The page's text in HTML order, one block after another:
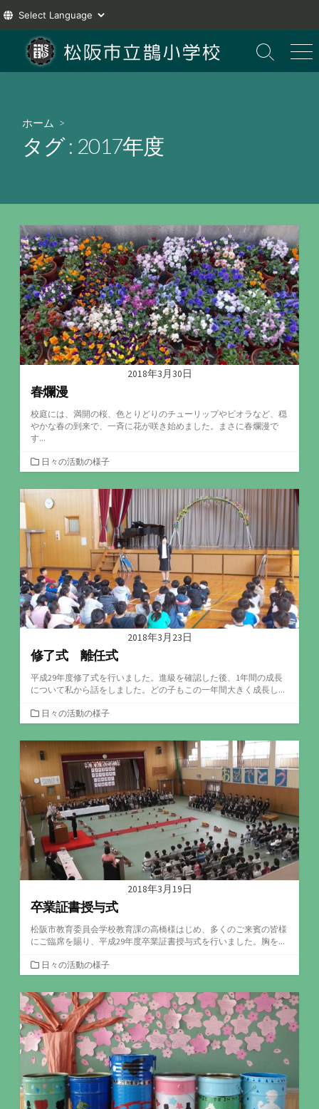
テ
検
索
メ
ニ
ホーム >
タグ : 2017年度
2018年3月30日
春爛漫
校庭には、満開の桜、色とりどりのチューリップやビオラなど、穏
やかな春の到来で、一斉に花が咲き始めました。まさに春爛漫で
す...
カ
テ
ゴ
リ
ー
日々の活動の様子
2018年3月23日
修了式 離任式
平成29年度修了式を行いました。進級を確認した後、1年間の成長
について私から話をしました。どの子もこの一年間大きく成長し...
カ
テ
ゴ
リ
ー
日々の活動の様子
2018年3月19日
卒業証書授与式
松阪市教育委員会学校教育課の高橋様はじめ、多くのご来賓の皆様
にご臨席を賜り、平成29年度卒業証書授与式を行いました。胸を...
カ
テ
ゴ
リ
ー
日々の活動の様子